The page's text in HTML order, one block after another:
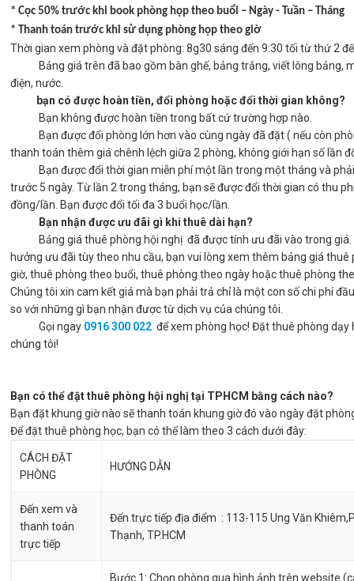
* Cọc 50% trước khi book phòng họp theo buổi – Ngày - Tuần – Tháng
* Thanh toán trước khi sử dụng phòng họp theo giờ
Thời gian xem phòng và đặt phòng: 8g30 sáng đến 9:30 tối từ thứ 2
Bảng giá trên đã bao gồm bàn ghế, bảng trắng, viết lông bảng,
điện, nước.
bạn có được hoàn tiền, đổi phòng hoặc đổi thời gian không?
Bạn không được hoàn tiền trong bất cứ trường hợp nào.
Bạn được đổi phòng lớn hơn vào cùng ngày đã đặt ( nếu còn
thanh toán thêm giá chênh lệch giữa 2 phòng, không giới hạn số lần
Bạn được đổi thời gian miễn phí một lần trong một tháng và
trước 5 ngày. Từ lần 2 trong tháng, bạn sẽ được đổi thời gian có thu
đồng/lần. Bạn được đổi tối đa 3 buổi học/lần.
Bạn nhận được ưu đãi gì khi thuê dài hạn?
Bảng giá thuê phòng hội nghị đã được tính ưu đãi vào trong giá.
hưởng ưu đãi tùy theo nhu cầu, bạn vui lòng xem thêm bảng giá thuê
giờ, thuê phòng theo buổi, thuê phòng theo ngày hoặc thuê phòng
Chúng tôi xin cam kết giá mà bạn phải trả chỉ là một con số chi phí
so với những gì bạn nhận được từ dịch vụ của chúng tôi.
Gọi ngay 0916 300 022 để xem phòng học! Đặt thuê phòng dạy
chúng tôi!
Bạn có thể đặt thuê phòng hội nghị tại TPHCM bằng cách nào?
Bạn đặt khung giờ nào sẽ thanh toán khung giờ đó vào ngày đặt
Để đặt thuê phòng học, bạn có thể làm theo 3 cách dưới đây:
CÁCH ĐẶT
PHÒNG
HƯỚNG DẪN
Đến xem và
thanh toán
trực tiếp
Đến trực tiếp địa điểm : 113-115 Ung Văn
Thạnh, TP.HCM
Bước 1: Chọn phòng qua hình ảnh trên website